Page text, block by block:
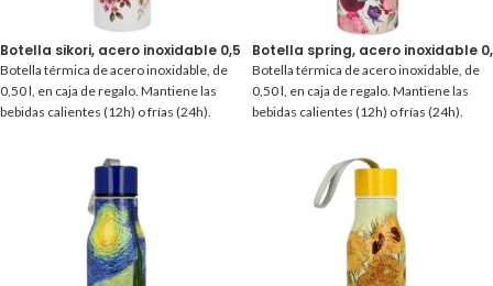
Botella sikori, acero inoxidable 0,50 l.
Botella térmica de acero inoxidable, de
0,50 l, en caja de regalo. Mantiene las
bebidas calientes (12h) o frías (24h).
Botella spring, acero inoxidable
Botella térmica de acero inoxidable, de
0,50 l, en caja de regalo. Mantiene las
bebidas calientes (12h) o frías (24h).